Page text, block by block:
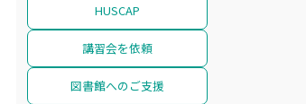
HUSCAP
講習会を依頼
図書館へのご支援